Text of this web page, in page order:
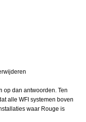
op dan antwoorden. Ten
alle WFI systemen boven
waar Rouge is